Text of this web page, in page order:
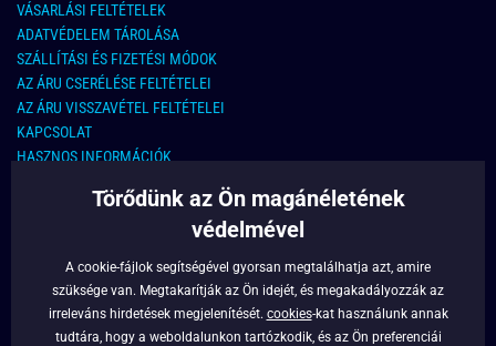
VÁSARLÁSI FELTÉTELEK
ADATVÉDELEM TÁROLÁSA
SZÁLLÍTÁSI ÉS FIZETÉSI MÓDOK
AZ ÁRU CSERÉLÉSE FELTÉTELEI
AZ ÁRU VISSZAVÉTEL FELTÉTELEI
KAPCSOLAT
HASZNOS INFORMÁCIÓK
KAPCSOLAT
info@legyferfi.hu
FONTOS INFORMÁCIÓK
RÓLUNK
Törődünk az Ön magánéletének
védelmével
A cookie-fájlok segítségével gyorsan megtalálhatja azt, amire
szüksége van. Megtakarítják az Ön idejét, és megakadályozzák az
irreleváns hirdetések megjelenítését. cookies-kat használunk annak
tudtára, hogy a weboldalunkon tartózkodik, és az Ön preferenciái